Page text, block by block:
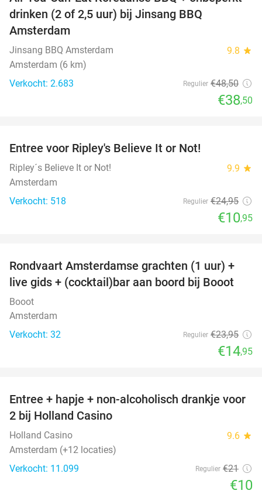
drinken (2 of 2,5 uur) bij Jinsang BBQ
Amsterdam
Jinsang BBQ Amsterdam 9.8 star
Amsterdam (6 km)
Verkocht: 2.683
Regulier €48,50
€38,50
Entree voor Ripley's Believe It or Not!
Ripley´s Believe It or Not! 9.9 star
Amsterdam
Verkocht: 518
Regulier €24,95
€10,95
38%
Rondvaart Amsterdamse grachten (1 uur) +
live gids + (cocktail)bar aan boord bij Booot
Booot
Amsterdam
Verkocht: 32
Regulier €23,95
€14,95
52%
Entree + hapje + non-alcoholisch drankje voor
2 bij Holland Casino
Holland Casino 9.6 star
Amsterdam (+12 locaties)
Verkocht: 11.099
Regulier €21
€10